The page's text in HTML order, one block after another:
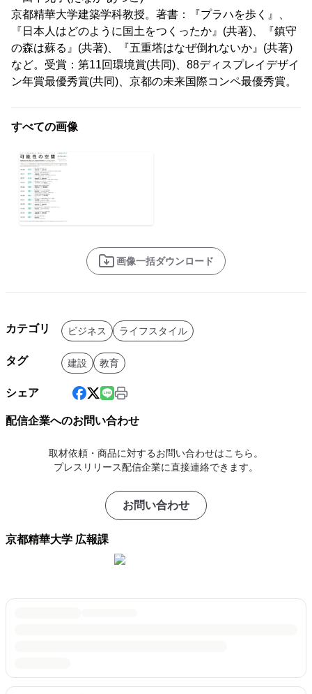
京都精華大学建築学科教授。著書：『プラハを歩く』、
『日本人はどのように国土をつくったか』(共著)、『鎮守
の森は蘇る』(共著)、『五重塔はなぜ倒れないか』(共著)
など。受賞：第11回環境賞(共同)、88ディスプレイデザイ
ン年賞最優秀賞(共同)、京都の未来国際コンペ最優秀賞。
すべての画像
画像一括ダウンロード
カテゴリ ビジネス ライフスタイル
タグ 建設 教育
シェア
配信企業へのお問い合わせ
取材依頼・商品に対するお問い合わせはこちら。
プレスリリース配信企業に直接連絡できます。
お問い合わせ
京都精華大学 広報課